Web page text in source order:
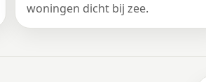
woningen dicht bij zee.